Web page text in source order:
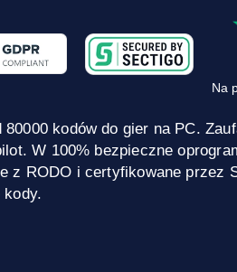
Na
80000 kodów do gier na PC.
W 100% bezpieczne
z RODO i certyfikowane przez
kody.